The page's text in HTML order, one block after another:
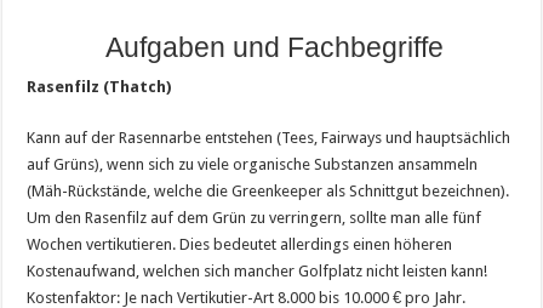
Aufgaben und Fachbegriffe
Rasenfilz (Thatch)
Kann auf der Rasennarbe entstehen (Tees, Fairways und hauptsächlich
auf Grüns), wenn sich zu viele organische Substanzen ansammeln
(Mäh-Rückstände, welche die Greenkeeper als Schnittgut bezeichnen).
Um den Rasenfilz auf dem Grün zu verringern, sollte man alle fünf
Wochen vertikutieren. Dies bedeutet allerdings einen höheren
Kostenaufwand, welchen sich mancher Golfplatz nicht leisten kann!
Kostenfaktor: Je nach Vertikutier-Art 8.000 bis 10.000 € pro Jahr.